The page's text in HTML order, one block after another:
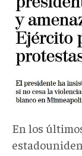
En los